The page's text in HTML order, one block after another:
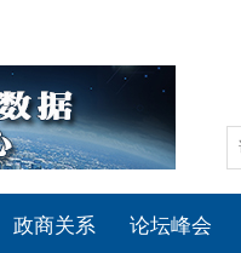
政商关系 论坛峰会